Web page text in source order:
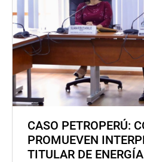
CASO PETROPERÚ:
PROMUEVEN
TITULAR DE